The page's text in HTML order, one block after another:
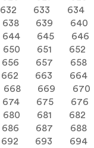
632 633 634
638 639 640
644 645 646
650 651 652
656 657 658
662 663 664
668 669 670
674 675 676
680 681 682
686 687 688
692 693 694